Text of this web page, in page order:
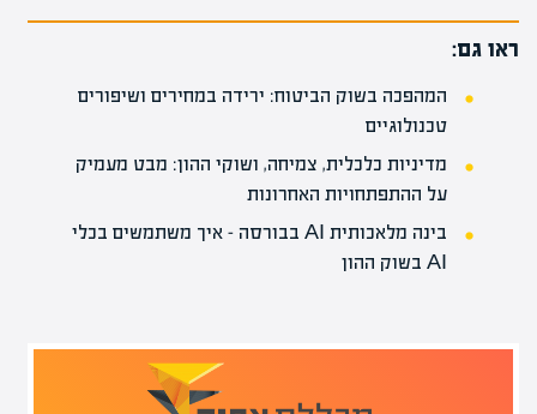
ראו גם:
המהפכה בשוק הביטוח: ירידה במחירים ושיפורים
טכנולוגיים
מדיניות כלכלית, צמיחה, ושוקי ההון: מבט מעמיק
על ההתפתחויות האחרונות
בינה מלאכותית AI בבורסה – איך משתמשים בכלי
AI בשוק ההון